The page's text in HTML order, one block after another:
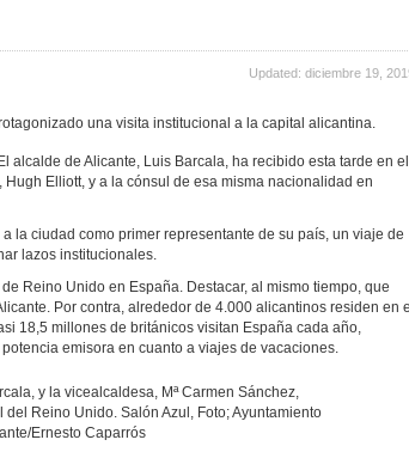
Updated: diciembre 19,
una visita institucional a la capital alicantina.
El alcalde de Alicante, Luis Barcala, ha recibido esta tarde en el
Elliott, y a la cónsul de esa misma nacionalidad en
la ciudad como primer representante de su país, un viaje de
lazos institucionales.
Reino Unido en España. Destacar, al mismo tiempo, que
Por contra, alrededor de 4.000 alicantinos residen en el
18,5 millones de británicos visitan España cada año,
emisora en cuanto a viajes de vacaciones.
y la vicealcaldesa, Mª Carmen Sánchez,
Reino Unido. Salón Azul, Foto; Ayuntamiento
Ernesto Caparrós